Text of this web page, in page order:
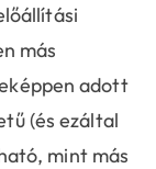
más
adott
(és ezáltal
mint más